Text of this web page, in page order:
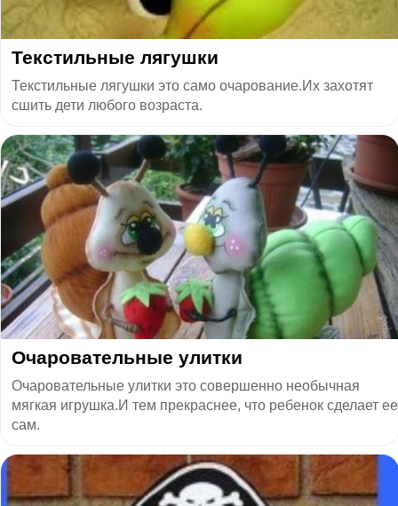
Текстильные лягушки
Текстильные лягушки это само очарование.Их захотят
сшить дети любого возраста.
Очаровательные улитки
Очаровательные улитки это совершенно необычная
мягкая игрушка.И тем прекраснее, что ребенок сделает ее
сам.